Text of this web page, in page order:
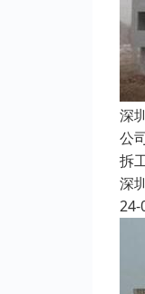
深
公
拆
深
24-